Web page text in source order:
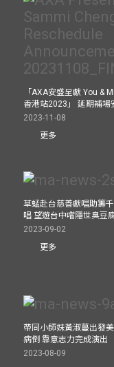
「AXA安盛呈獻 You &
香港站2023」 延期補場
2023-11-08
更多
草蜢赴台慈善獻唱助籌
唱 望遊台中嚐隱世臭豆
2023-09-02
更多
帶同小師妹黃淑蔓出發
病倒 靠意志力完成演出
2023-08-09